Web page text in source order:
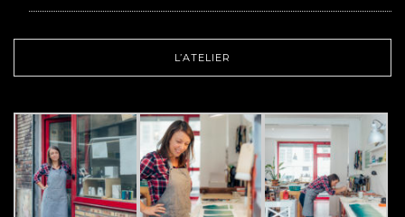
L’ATELIER